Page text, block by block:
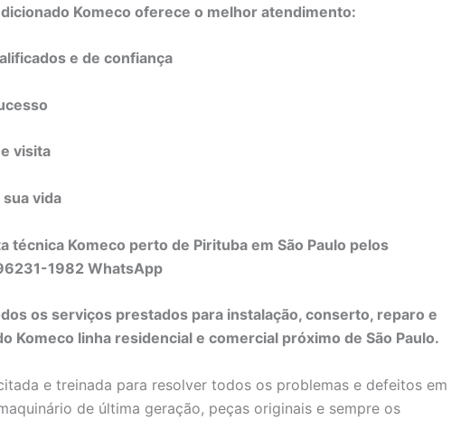
Komeco oferece o melhor atendimento:
e de confiança
visita
vida
técnica Komeco perto de Pirituba em São Paulo pelos
1982 WhatsApp
os serviços prestados para instalação, conserto, reparo e
Komeco linha residencial e comercial próximo de São Paulo.
e treinada para resolver todos os problemas e defeitos em
de última geração, peças originais e sempre os